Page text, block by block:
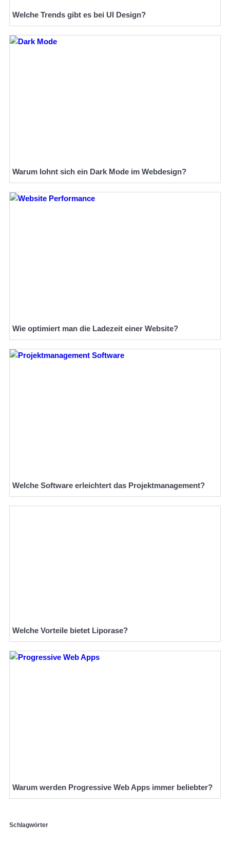
Welche Trends gibt es bei UI Design?
Warum lohnt sich ein Dark Mode im Webdesign?
Wie optimiert man die Ladezeit einer Website?
Welche Software erleichtert das Projektmanagement?
Welche Vorteile bietet Liporase?
Warum werden Progressive Web Apps immer beliebter?
Schlagwörter